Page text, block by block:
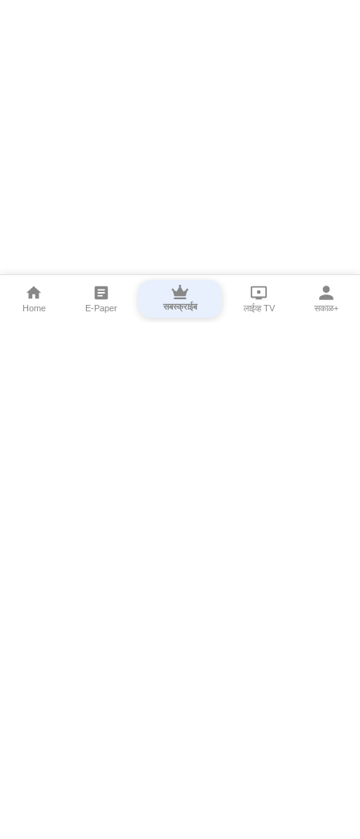
Home E-Paper सबस्क्राईब लाईव्ह TV सकाळ+